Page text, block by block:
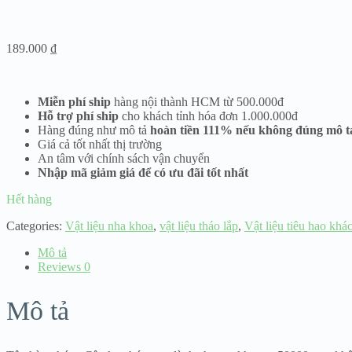
189.000 ₫
Miễn phí ship hàng nội thành HCM từ 500.000đ
Hỗ trợ phí ship cho khách tỉnh hóa đơn 1.000.000đ
Hàng đúng như mô tả hoàn tiền 111% nếu không đúng mô
Giá cả tốt nhất thị trường
An tâm với chính sách vận chuyển
Nhập mã giảm giá để có ưu đãi tốt nhất
Hết hàng
Categories: Vật liệu nha khoa, vật liệu tháo lắp, Vật liệu tiêu hao khác
Mô tả
Reviews 0
Mô tả